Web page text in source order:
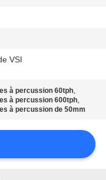
VSI
à percussion 60tph,
à percussion 600tph,
à percussion de 50mm